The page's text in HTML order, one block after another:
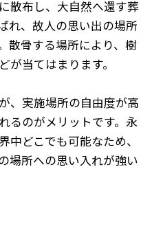
散布し、大自然へ還す葬
れ、故人の思い出の場所
散骨する場所により、樹
が当てはまります。
、実施場所の自由度が高
るのがメリットです。永
中どこでも可能なため、
場所への思い入れが強い